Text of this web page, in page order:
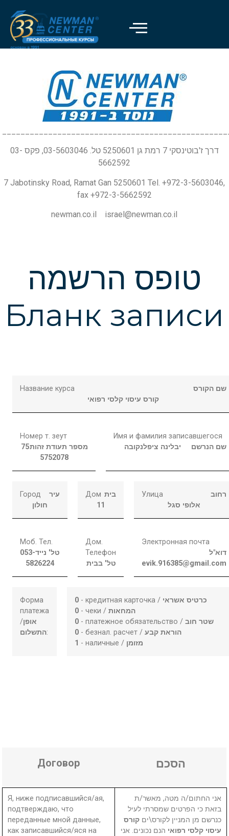
דרך ז'בוטינסקי 7 רמת גן 5250601 טל. 03-5603046, פקס 03-
5662592
7 Jabotinsky Road, Ramat Gan 5250601 Tel. +972-3-5603046,
fax +972-3-5662592
newman.co.il israel@newman.co.il
טופס הרשמה
Бланк записи
Название курса
שם הקורס
קורס עיסוי קלסי רפואי
Номер т. зеут
מספר תעודת זהות75
5752078
Имя и фамилия записавшегося
שם הנרשם
יבלינה ציפלנקובה
Город
עיר
חולון
Дом בית
11
Улица
רחוב
אלופי סגל
Моб. Тел.
טל' נייד053-
5826224
Дом.
Телефон
טל' בבית
Электронная почта
דוא"ל
evik.916385@gmail.com
Форма
платежа
/אופן
התשלום:
0 - кредитная карточка / כרטיס אשראי
0 - чеки /המחאות
0 - платежное обязательство /שטר חוב
0 - безнал. расчет /הוראת קבע
1 - наличные / מזומן
Договор הסכם
Я, ниже подписавшийся/ая,
подтверждаю, что
переданные мной данные,
как записавшийся/яся на
אני החתום/ה מטה, מאשר/ת
בזאת כי הפרטים שמסרתי לעיל
כנרשם מן המניין לקורס\ים קורס
עיסוי קלסי רפואי הנם נכונים. אני